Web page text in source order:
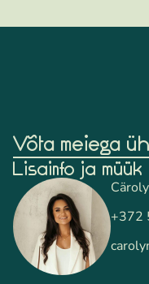
Võta meiega
Lisainfo ja müük
+372